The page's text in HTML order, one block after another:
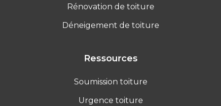
Rénovation de toiture
Déneigement de toiture
Ressources
Soumission toiture
Urgence toiture